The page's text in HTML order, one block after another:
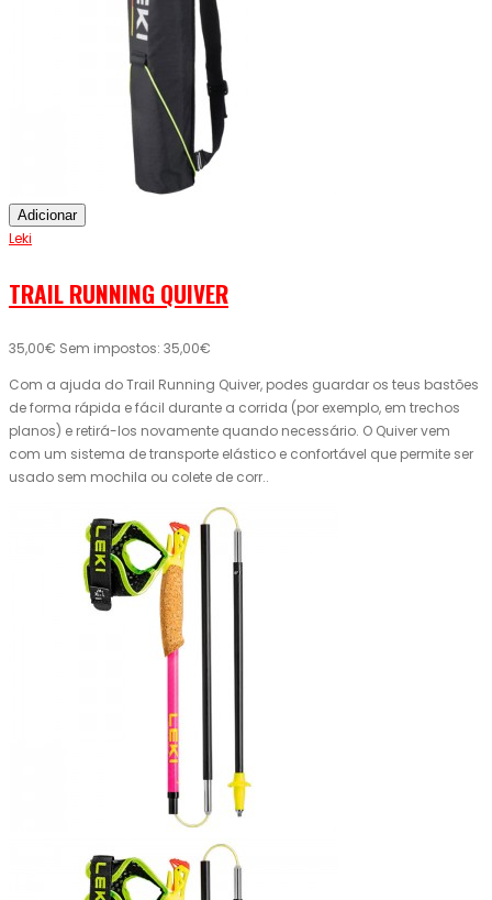
Adicionar
Leki
TRAIL RUNNING QUIVER
35,00€ Sem impostos: 35,00€
Com a ajuda do Trail Running Quiver, podes guardar os teus bastões
de forma rápida e fácil durante a corrida (por exemplo, em trechos
planos) e retirá-los novamente quando necessário. O Quiver vem
com um sistema de transporte elástico e confortável que permite ser
usado sem mochila ou colete de corr..